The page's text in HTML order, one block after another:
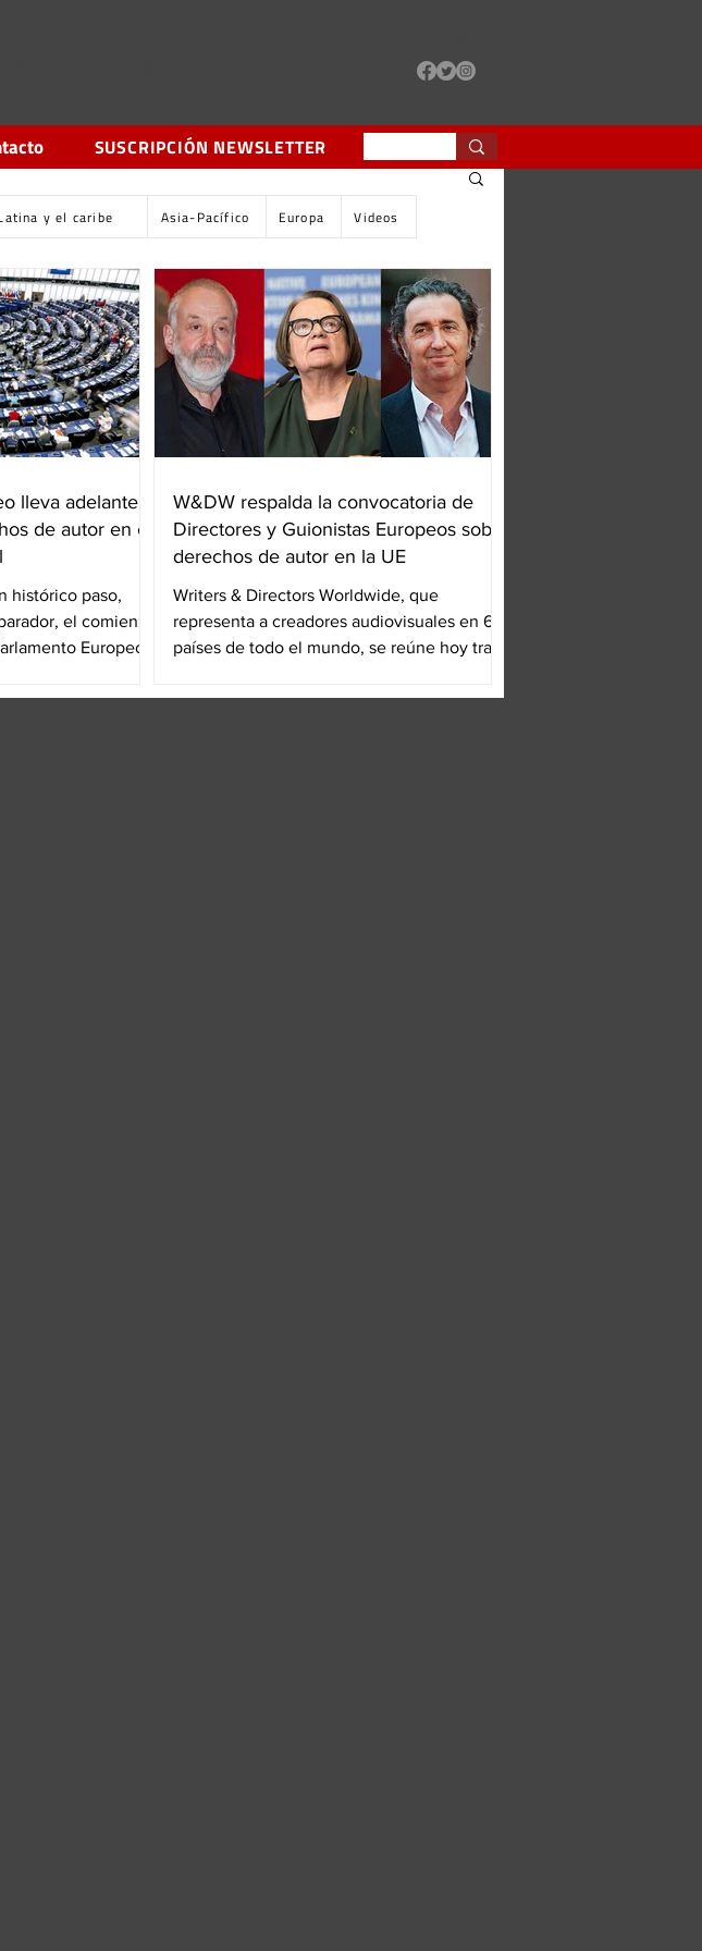
SUSCRIPCIÓN NEWSLETTER
lleva adelante la
de autor en el
histórico paso,
el comienzo
Europeo
W&DW respalda la convocatoria de
Directores y Guionistas Europeos sobre
derechos de autor en la UE
Writers & Directors Worldwide, que
representa a creadores audiovisuales en 69
países de todo el mundo, se reúne hoy tras
y el caribe Asia-Pacífico Europa Videos